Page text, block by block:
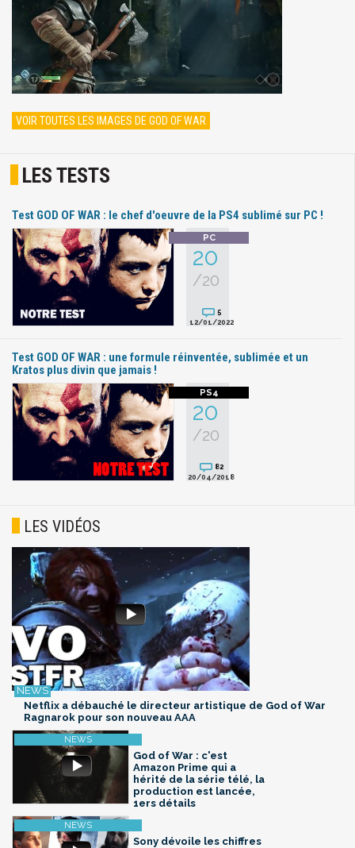
VOIR TOUTES LES IMAGES DE GOD OF WAR
LES TESTS
Test GOD OF WAR : le chef d'oeuvre de la PS4 sublimé sur PC !
20
/20
5
12/01/2022
Test GOD OF WAR : une formule réinventée, sublimée et un
Kratos plus divin que jamais !
20
/20
82
20/04/2018
LES VIDÉOS
Netflix a débauché le directeur artistique de God of War
Ragnarok pour son nouveau AAA
God of War : c'est
Amazon Prime qui a
hérité de la série télé, la
production est lancée,
1ers détails
Sony dévoile les chiffres